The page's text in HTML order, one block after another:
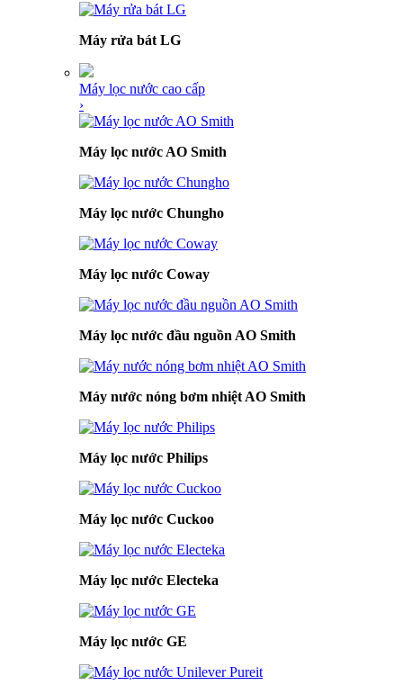
Máy rửa bát LG
Máy lọc nước cao cấp
›
Máy lọc nước AO Smith
Máy lọc nước Chungho
Máy lọc nước Coway
Máy lọc nước đầu nguồn AO Smith
Máy nước nóng bơm nhiệt AO Smith
Máy lọc nước Philips
Máy lọc nước Cuckoo
Máy lọc nước Electeka
Máy lọc nước GE